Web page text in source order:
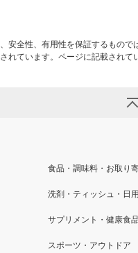
全性、有用性を保証するもので
ています。ページに記載され
食品・調味料・お取り
洗剤・ティッシュ・日
サプリメント・健康食品
スポーツ・アウトドア